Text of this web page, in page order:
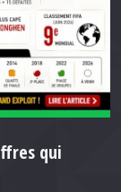
qui